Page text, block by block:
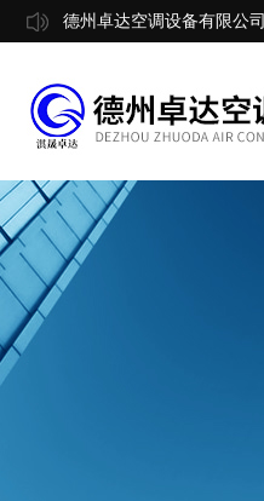
德州卓达空调设备有限公司